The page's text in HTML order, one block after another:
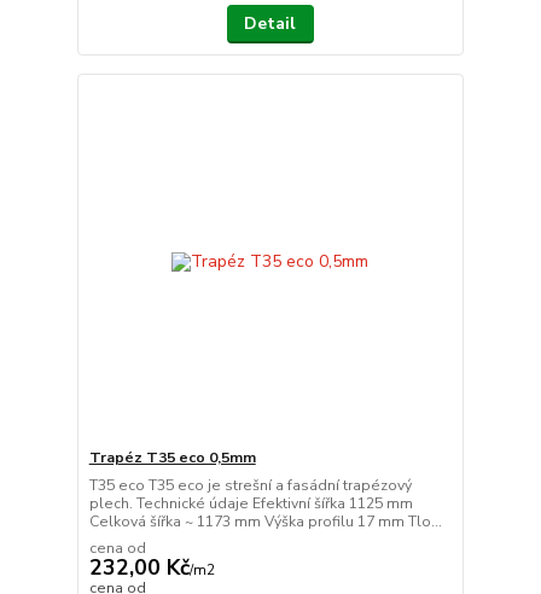
Detail
Trapéz T35 eco 0,5mm
T35 eco T35 eco je strešní a fasádní trapézový
plech. Technické údaje Efektivní šířka 1125 mm
Celková šířka ~ 1173 mm Výška profilu 17 mm Tlo...
cena od
232,00 Kč/m2
cena od